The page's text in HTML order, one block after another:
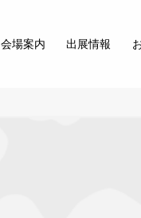
会場案内 出展情報